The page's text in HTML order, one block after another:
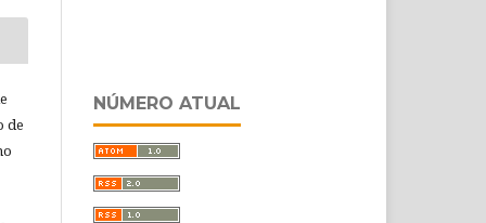
de
NÚMERO ATUAL